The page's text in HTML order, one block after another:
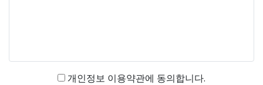
개인정보 이용약관에 동의합니다.